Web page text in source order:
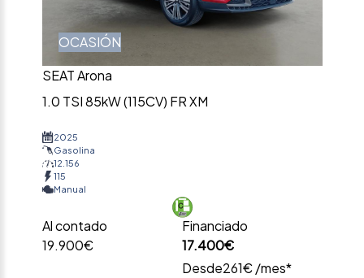
OCASIÓN
SEAT Arona
1.0 TSI 85kW (115CV) FR XM
2025
Gasolina
12.156
115
Manual
Al contado
19.900€
Financiado
17.400€
Desde261€ /mes*